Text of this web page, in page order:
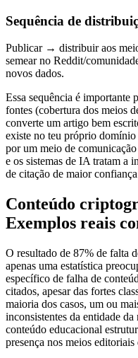
Sequência de
Publicar → distribuir aos
semear no Reddit/
novos dados.
Essa sequência é importante
fontes (cobertura dos meios
converte um artigo bem
existe no teu próprio
por um meio de
e os sistemas de IA tratam a
de citação de maior
Conteúdo
Exemplos reais
O resultado de 87% de falta
apenas uma estatística
específico de falha de
citados, apesar das fortes
maioria dos casos, um ou
inconsistentes da entidade
conteúdo educacional
presença nos meios